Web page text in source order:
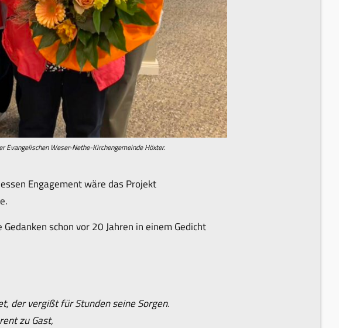
Evangelischen Weser-Nethe-Kirchengemeinde Höxter.
Engagement wäre das Projekt
schon vor 20 Jahren in einem Gedicht
der vergißt für Stunden seine Sorgen.
zu Gast,